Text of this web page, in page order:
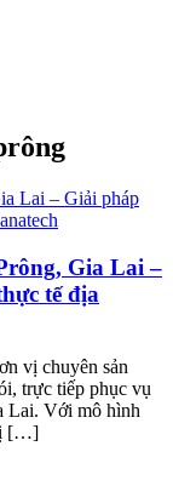
Gia Lai –
tế địa
vị chuyên sản
trực tiếp phục vụ
Lai. Với mô hình
[…]